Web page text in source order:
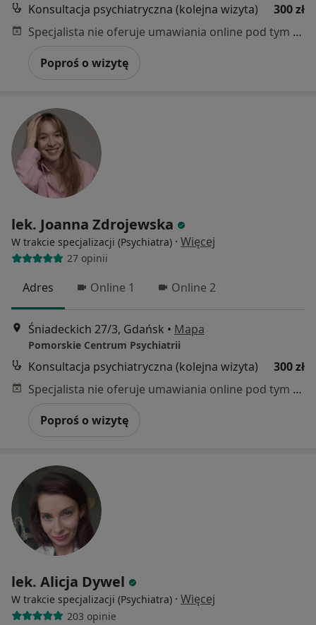
Konsultacja psychiatryczna (kolejna wizyta)
300 zł
Specjalista nie oferuje umawiania online pod tym adresem.
Poproś o wizytę
lek. Joanna Zdrojewska
W trakcie specjalizacji (Psychiatra) · Więcej
27 opinii
Adres Online 1 Online 2
Śniadeckich 27/3, Gdańsk • Mapa
Pomorskie Centrum Psychiatrii
Konsultacja psychiatryczna (kolejna wizyta)
300 zł
Specjalista nie oferuje umawiania online pod tym adresem.
Poproś o wizytę
lek. Alicja Dywel
W trakcie specjalizacji (Psychiatra) · Więcej
203 opinie